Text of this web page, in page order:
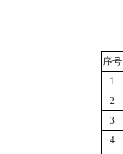
序号
1
2
3
4